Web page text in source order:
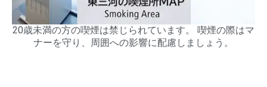
20歳未満の方の喫煙は禁じられています。 喫煙の際はマ
ナーを守り、周囲への影響に配慮しましょう。